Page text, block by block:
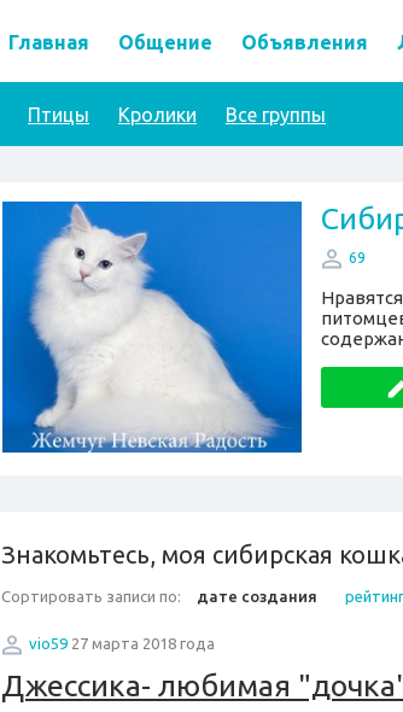
Главная Общение Объявления
Птицы Кролики Все группы
69
Знакомьтесь, моя сибирская
Сортировать записи по: дате создания
vio5927 марта 2018 года
Джессика- любимая